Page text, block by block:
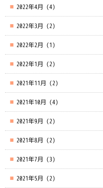
2022年4月 (4)
2022年3月 (2)
2022年2月 (1)
2022年1月 (2)
2021年11月 (2)
2021年10月 (4)
2021年9月 (2)
2021年8月 (2)
2021年7月 (3)
2021年5月 (2)